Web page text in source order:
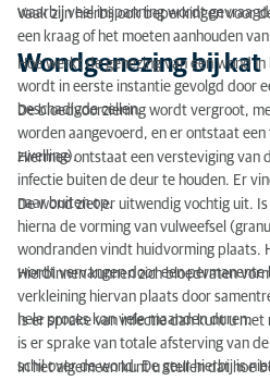
waarbij veel inspanning wordt
Vaak zijn hierbij ook beperkingen voor
een kraag of het moeten aanhouden
Wondgenezing bij kat
Hoe werkt de genezing van een wond
wordt in eerste instantie gevolgd door
beschadigde cellen.
De bloedvoorziening wordt vergroot,
worden aangevoerd, en er ontstaat
zwelling).
Hiermee ontstaat een versteviging van
infectie buiten de deur te houden. Er
naar buiten op.
De wond ziet er uitwendig vochtig uit.
hierna de vorming van vulweefsel
wondranden vindt huidvorming plaats.
wordt vervangen door een
Hierbinnen kunnen zich bloedvaten
verkleining hiervan plaats door
hele proces kan vele maanden duren.
Is er sprake van infectie dan kunt u
is er sprake van totale afsterving van
schil over de wond. De geur hierbij is
In het algemeen kunt u stellen dat hoe